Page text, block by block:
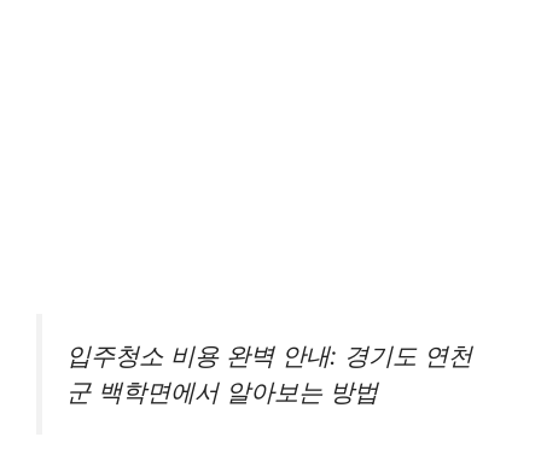
입주청소 비용 완벽 안내: 경기도 연천
군 백학면에서 알아보는 방법